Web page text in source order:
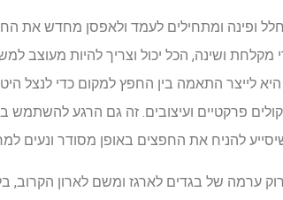
ופינה ומתחילים לעמד ולאפסן מחדש את
מקלחת ושינה, הכל יכול וצריך להיות מעוצב
לייצר התאמה בין החפץ למקום כדי לנצל
פרקטיים ועיצובים. זה גם הרגע להשתמש
להניח את החפצים באופן מסודר ונעים
ערמה של בגדים לארגז ומשם לארון הקרוב,